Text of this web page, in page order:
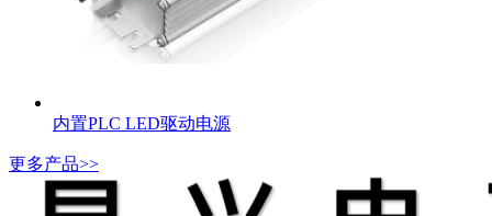
内置PLC LED驱动电源
更多产品>>